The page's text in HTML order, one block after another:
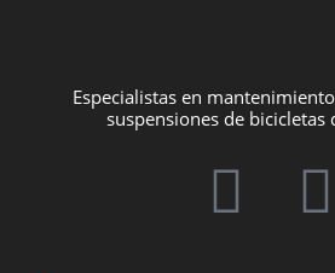
Especialistas en
suspensiones de bicicletas